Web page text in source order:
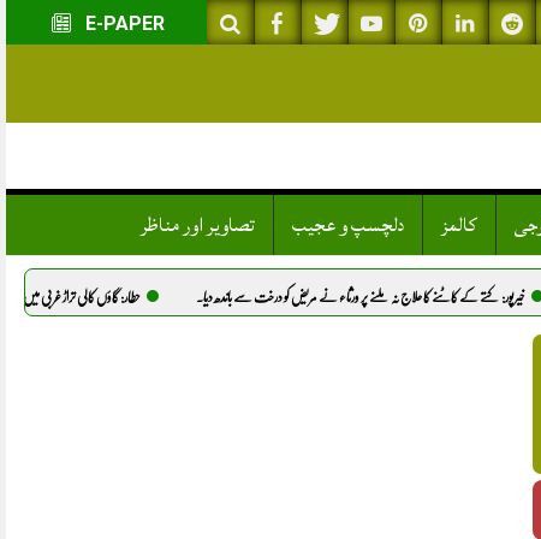
E-PAPER
کالمز دلچسپ و عجیب تصاویر اور مناظر
نہ ملنے پر ورثاء نے مریض کو درخت سے باندھ دیا. حطار: گاؤں کالی تراڑ غربی میں نوجوان شانہ کا قتل، پولیس نے